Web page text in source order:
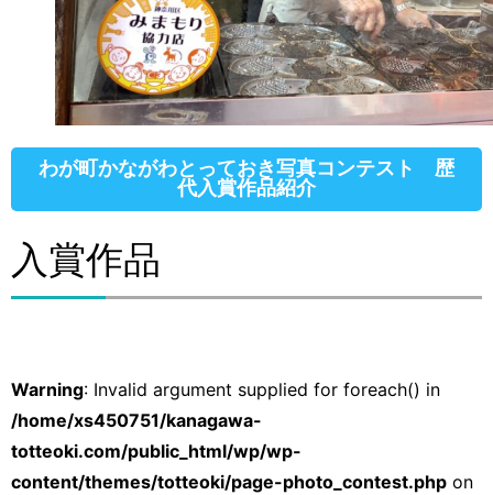
わが町かながわとっておき写真コンテスト 歴
代入賞作品紹介
入賞作品
Warning: Invalid argument supplied for foreach() in
/home/xs450751/kanagawa-
totteoki.com/public_html/wp/wp-
content/themes/totteoki/page-photo_contest.php on